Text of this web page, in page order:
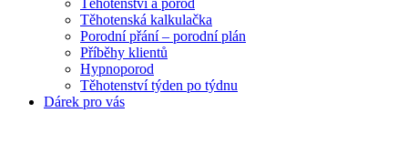
Těhotenství a porod
Těhotenská kalkulačka
Porodní přání – porodní plán
Příběhy klientů
Hypnoporod
Těhotenství týden po týdnu
Dárek pro vás